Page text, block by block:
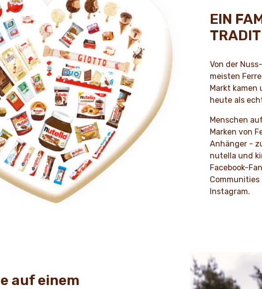
EIN
Von der
meisten
Markt kamen
heute als
Menschen
Marken von
Anhänger -
nutella und
Facebook-
Instagram.
auf einem